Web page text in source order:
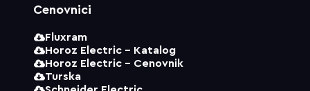
Cenovnici
Fluxram
Horoz Electric - Katalog
Horoz Electric - Cenovnik
Turska